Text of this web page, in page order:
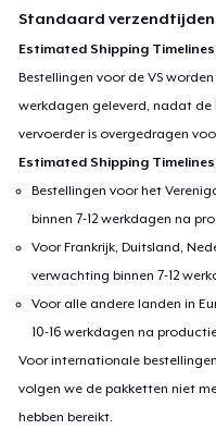
Standaard verzendtijden
Estimated Shipping
Bestellingen voor de VS
werkdagen geleverd, nadat de
vervoerder is overgedragen
Estimated Shipping
Bestellingen voor het
binnen 7-12 werkdagen na
Voor Frankrijk, Duitsland,
verwachting binnen 7-12
Voor alle andere landen in
10-16 werkdagen na
Voor internationale
volgen we de pakketten niet
hebben bereikt.